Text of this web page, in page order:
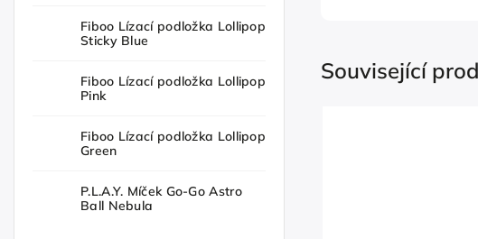
Fiboo Lízací podložka Lollipop
Sticky Blue
Fiboo Lízací podložka Lollipop
Pink
Fiboo Lízací podložka Lollipop
Green
P.L.A.Y. Míček Go-Go Astro
Ball Nebula
Související